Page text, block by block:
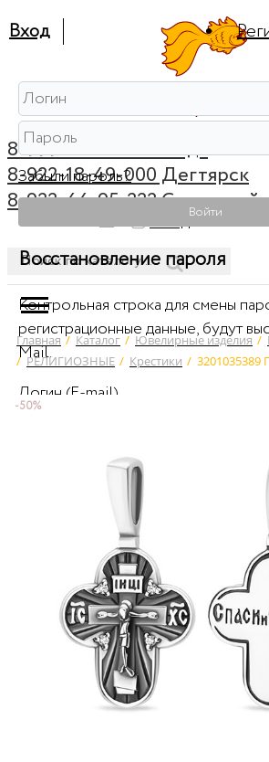
8-999-56-56-111 Ревда
8-922-18-49-000 Дегтярск
8-922-44-95-222 Советский
Вход
Главная / Каталог / Ювелирные изделия /
/ РЕЛИГИОЗНЫЕ / Крестики / 3201035389
-50%
Вход
Забыли пароль?
Войти
Восстановление пароля
Контрольная строка для смены
регистрационные данные, будут
Mail.
Логин (E-mail)
Защита от автоматической